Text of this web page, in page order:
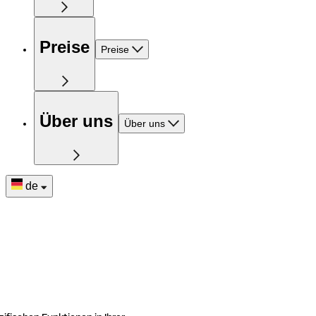
Preise Preise
Über uns Über uns
de